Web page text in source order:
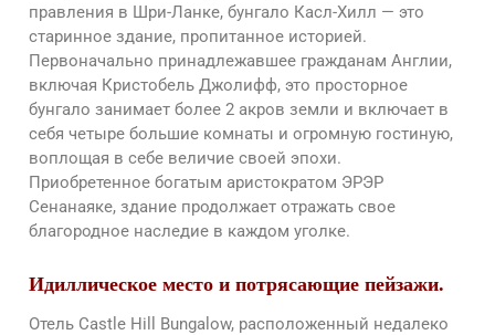
правления в Шри-Ланке, бунгало Касл-Хилл — это
старинное здание, пропитанное историей.
Первоначально принадлежавшее гражданам Англии,
включая Кристобель Джолифф, это просторное
бунгало занимает более 2 акров земли и включает в
себя четыре большие комнаты и огромную гостиную,
воплощая в себе величие своей эпохи.
Приобретенное богатым аристократом ЭРЭР
Сенанаяке, здание продолжает отражать свое
благородное наследие в каждом уголке.
Идиллическое место и потрясающие пейзажи.
Отель Castle Hill Bungalow, расположенный недалеко